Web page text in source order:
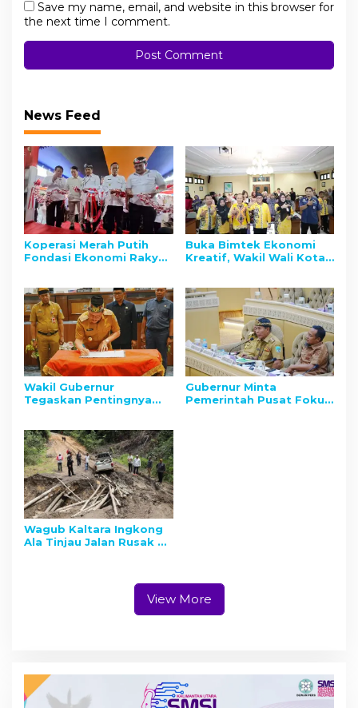
Save my name, email, and website in this browser for
the next time I comment.
News Feed
Koperasi Merah Putih
Fondasi Ekonomi Rakyat
Buka Bimtek Ekonomi
Kreatif, Wakil Wali Kota
Wakil Gubernur
Tegaskan Pentingnya
Gubernur Minta
Pemerintah Pusat Fokus
Wagub Kaltara Ingkong
Ala Tinjau Jalan Rusak di
View More